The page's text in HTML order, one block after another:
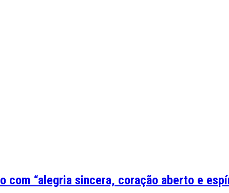
com “alegria sincera, coração aberto e